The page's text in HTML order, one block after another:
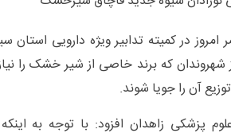
در کمیته تدابیر ویژه دارویی استان
که برند خاصی از شیر خشک را نیاز
پزشکی زاهدان افزود: با توجه به